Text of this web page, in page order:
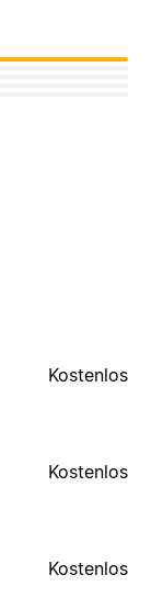
Kostenlos
Kostenlos
Kostenlos